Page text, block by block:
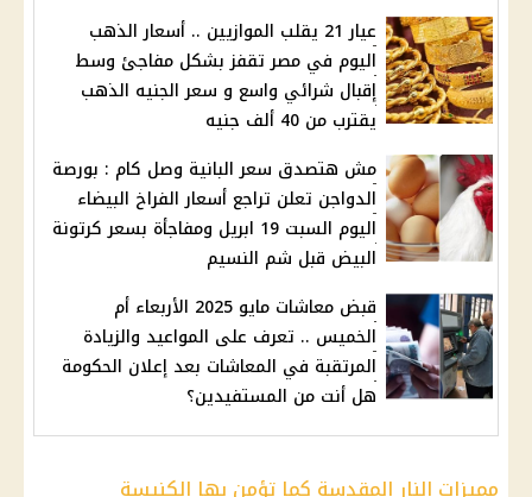
عيار 21 يقلب الموازيين .. أسعار الذهب
اليوم في مصر تقفز بشكل مفاجئ وسط
إقبال شرائي واسع و سعر الجنيه الذهب
يقترب من 40 ألف جنيه
مش هتصدق سعر البانية وصل كام : بورصة
الدواجن تعلن تراجع أسعار الفراخ البيضاء
اليوم السبت 19 ابريل ومفاجأة بسعر كرتونة
البيض قبل شم النسيم
قبض معاشات مايو 2025 الأربعاء أم
الخميس .. تعرف على المواعيد والزيادة
المرتقبة في المعاشات بعد إعلان الحكومة
هل أنت من المستفيدين؟
مميزات النار المقدسة كما تؤمن بها الكنيسة